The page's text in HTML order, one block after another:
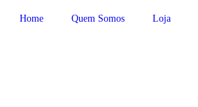
Home Quem Somos Loja